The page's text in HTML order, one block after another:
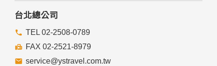
四、網站對外的相關連結
提供的連結，點選進入其他網站。但該連結網站不適用本網站
的隱私權保護政策，您必須參考該連結網站中的隱私權保護政
策。
台北總公司
TEL 02-2508-0789
FAX 02-2521-8979
service@ystravel.com.tw